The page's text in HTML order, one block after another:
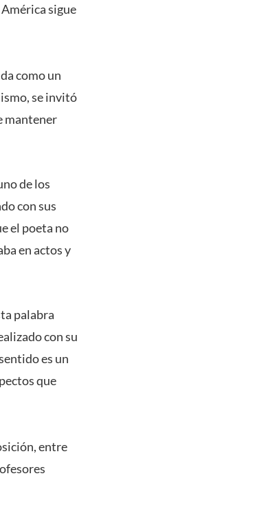
sigue
como un
se invitó
mantener
de los
con sus
el poeta no
en actos y
palabra
con su
es un
que
entre